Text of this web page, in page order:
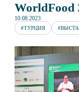
WorldFood
10.08.2023
#ТУРЦИЯ